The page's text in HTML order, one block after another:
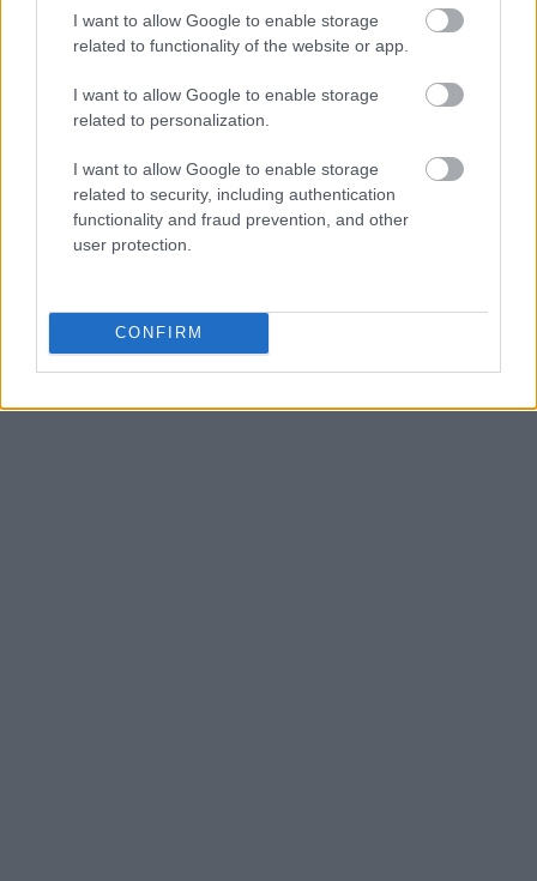
I want to allow Google to enable storage
related to functionality of the website or app.
I want to allow Google to enable storage
related to personalization.
I want to allow Google to enable storage
related to security, including authentication
functionality and fraud prevention, and other
user protection.
CONFIRM